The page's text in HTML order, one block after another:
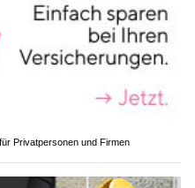
Privatpersonen und Firmen